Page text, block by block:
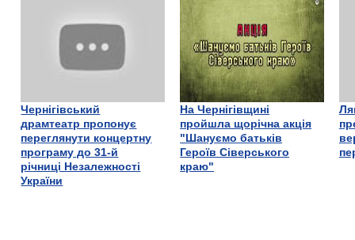
Чернігівський
драмтеатр пропонує
переглянути концертну
програму до 31-й
річниці Незалежності
України
На Чернігівщині
пройшла щорічна акція
"Шануємо батьків
Героїв Сіверського
краю"